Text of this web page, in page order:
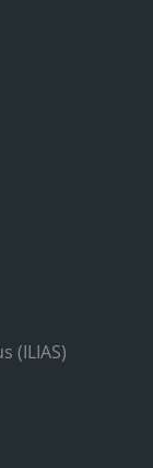
(ILIAS)